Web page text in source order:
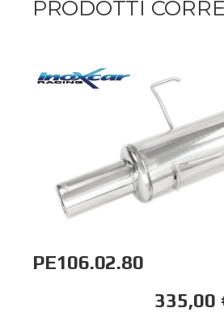
PRODOTTI
PE106.02.80
335,00